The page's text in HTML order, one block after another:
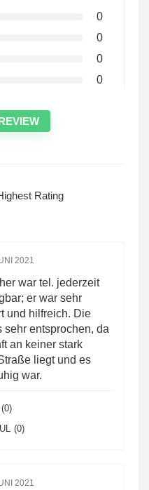
0
0
0
0
Rating
2021
war tel. jederzeit
er war sehr
und hilfreich. Die
sehr entsprochen, da
an keiner stark
liegt und es
war.
(0)
(0)
2021